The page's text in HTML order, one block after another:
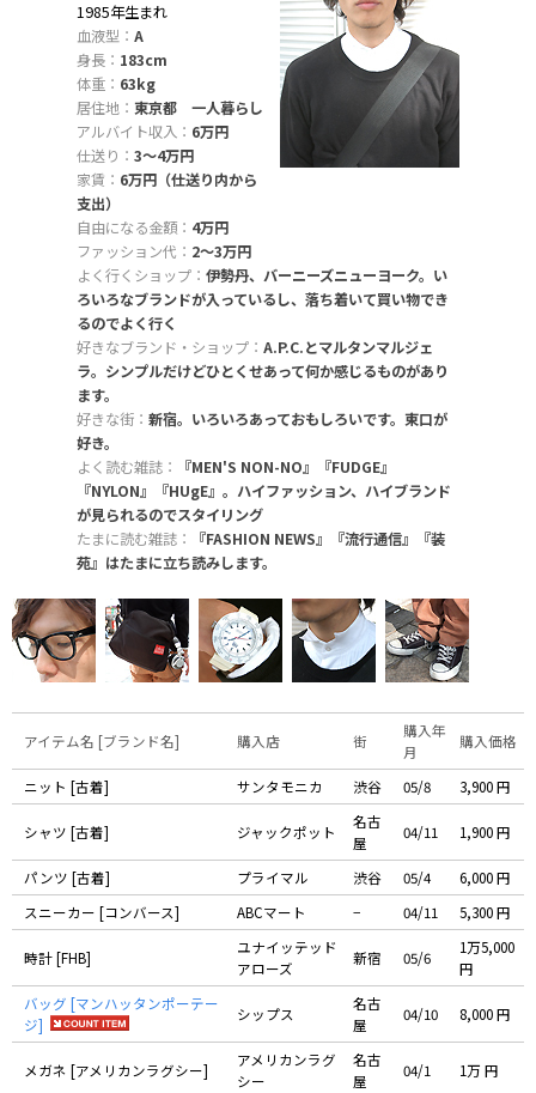
1985年生まれ
血液型： A
身長： 183cm
体重： 63kg
居住地： 東京都 一人暮らし
アルバイト収入： 6万円
仕送り： 3〜4万円
家賃： 6万円（仕送り内から
支出）
自由になる金額： 4万円
ファッション代： 2〜3万円
よく行くショップ： 伊勢丹、バーニーズニューヨーク。い
ろいろなブランドが入っているし、落ち着いて買い物でき
るのでよく行く
好きなブランド・ショップ： A.P.C.とマルタンマルジェ
ラ。シンプルだけどひとくせあって何か感じるものがあり
ます。
好きな街： 新宿。いろいろあっておもしろいです。東口が
好き。
よく読む雑誌：
『MEN'S NON-NO』『FUDGE』
『NYLON』『HUgE』。ハイファッション、ハイブランド
が見られるのでスタイリング
たまに読む雑誌：
『FASHION NEWS』『流行通信』『装
苑』はたまに立ち読みします。
アイテム名 [ブランド名] 購入店 街
購入年
月
購入価格
ニット [古着] サンタモニカ 渋谷 05/8 3,900 円
シャツ [古着] ジャックポット
名古
屋
04/11 1,900 円
パンツ [古着] プライマル 渋谷 05/4
6,000 円
スニーカー [コンバース]
ABCマート − 04/11 5,300 円
時計 [FHB]
ユナイッテッド
アローズ
新宿 05/6
1万5,000
円
バッグ [マンハッタンポーテー
ジ]
シップス
名古
屋
04/10 8,000 円
メガネ [アメリカンラグシー]
アメリカンラグ
シー
名古
屋
04/1 1万 円